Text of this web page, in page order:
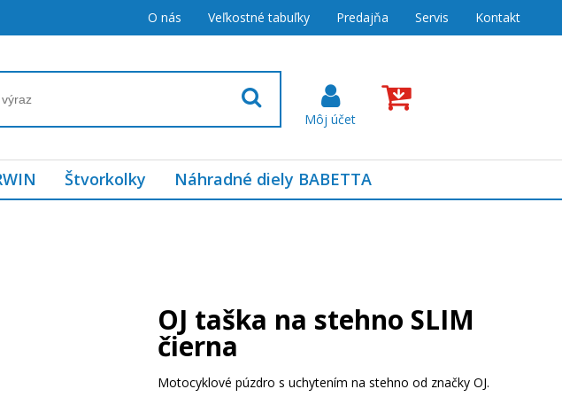
O nás Veľkostné tabuľky Predajňa Servis Kontakt
Štvorkolky Náhradné diely BABETTA
OJ taška na stehno SLIM
čierna
Motocyklové púzdro s uchytením na stehno od značky OJ.